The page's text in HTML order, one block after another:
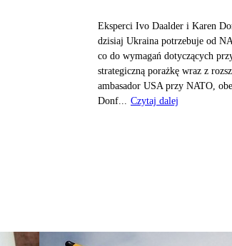
Eksperci Ivo Daalder i Karen
dzisiaj Ukraina potrzebuje od
co do wymagań dotyczących
strategiczną porażkę wraz z
ambasador USA przy NATO,
Donf...
Czytaj dalej